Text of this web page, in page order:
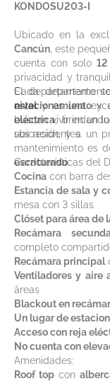
KONDOSU203-I
Ubicado en la
Cancún , este
cuenta con solo
privacidad y
Cada
estacionamientoy
eléctrica,
sus residentes.
El departamento
nively es una
buscan vivir en un
ubicación, y a un
mantenimiento es
escriturado.
Características del
Cocina con barra
Estancia de sala y
mesa con 3 sillas
Clóset para área de
Recámara
completo
Recámara principal
Ventiladores y aire
áreas
Blackout en
Un lugar de
Acceso con reja
No cuenta con
Amenidades:
Roof top con